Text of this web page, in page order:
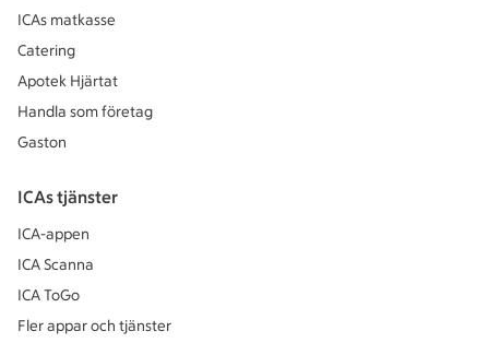
ICAs matkasse
Catering
Apotek Hjärtat
Handla som företag
Gaston
ICAs tjänster
ICA-appen
ICA Scanna
ICA ToGo
Fler appar och tjänster